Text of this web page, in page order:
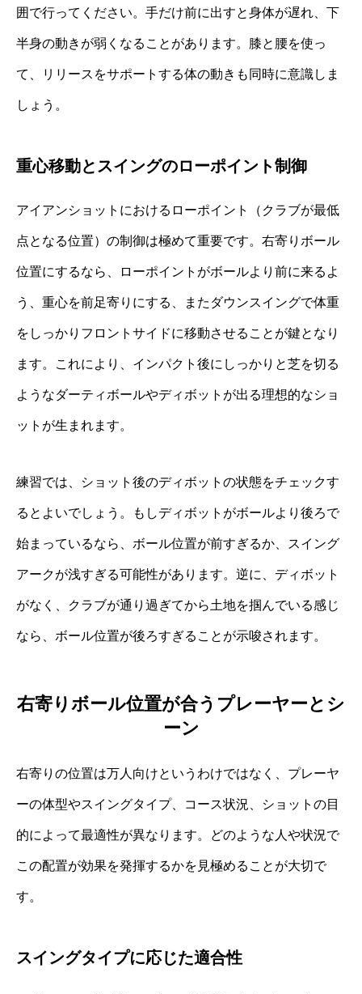
囲で行ってください。手だけ前に出すと身体が遅れ、下
半身の動きが弱くなることがあります。膝と腰を使っ
て、リリースをサポートする体の動きも同時に意識しま
しょう。
重心移動とスイングのローポイント制御
アイアンショットにおけるローポイント（クラブが最低
点となる位置）の制御は極めて重要です。右寄りボール
位置にするなら、ローポイントがボールより前に来るよ
う、重心を前足寄りにする、またダウンスイングで体重
をしっかりフロントサイドに移動させることが鍵となり
ます。これにより、インパクト後にしっかりと芝を切る
ようなダーティボールやディボットが出る理想的なショ
ットが生まれます。
練習では、ショット後のディボットの状態をチェックす
るとよいでしょう。もしディボットがボールより後ろで
始まっているなら、ボール位置が前すぎるか、スイング
アークが浅すぎる可能性があります。逆に、ディボット
がなく、クラブが通り過ぎてから土地を掴んでいる感じ
なら、ボール位置が後ろすぎることが示唆されます。
右寄りボール位置が合うプレーヤーとシ
ーン
右寄りの位置は万人向けというわけではなく、プレーヤ
ーの体型やスイングタイプ、コース状況、ショットの目
的によって最適性が異なります。どのような人や状況で
この配置が効果を発揮するかを見極めることが大切で
す。
スイングタイプに応じた適合性